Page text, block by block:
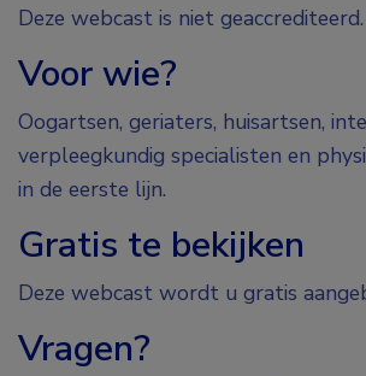
Deze webcast is niet geaccrediteerd.
Voor wie?
Oogartsen, geriaters, huisartsen,
verpleegkundig specialisten en
in de eerste lijn.
Gratis te bekijken
Deze webcast wordt u gratis
Vragen?